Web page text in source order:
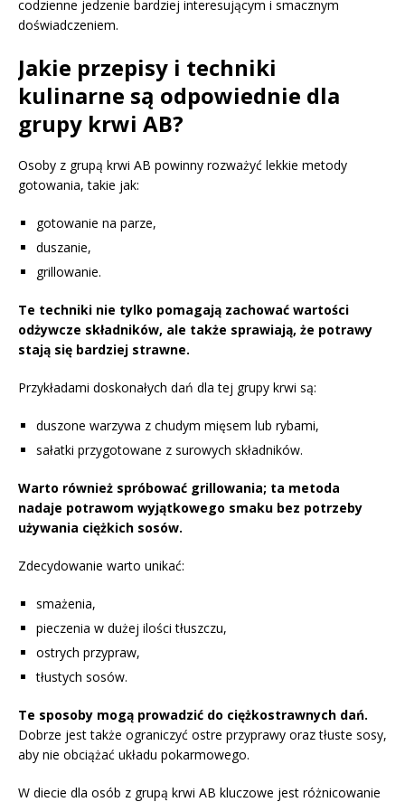
codzienne jedzenie bardziej interesującym i smacznym
doświadczeniem.
Jakie przepisy i techniki
kulinarne są odpowiednie dla
grupy krwi AB?
Osoby z grupą krwi AB powinny rozważyć lekkie metody
gotowania, takie jak:
gotowanie na parze,
duszanie,
grillowanie.
Te techniki nie tylko pomagają zachować wartości
odżywcze składników, ale także sprawiają, że potrawy
stają się bardziej strawne.
Przykładami doskonałych dań dla tej grupy krwi są:
duszone warzywa z chudym mięsem lub rybami,
sałatki przygotowane z surowych składników.
Warto również spróbować grillowania; ta metoda
nadaje potrawom wyjątkowego smaku bez potrzeby
używania ciężkich sosów.
Zdecydowanie warto unikać:
smażenia,
pieczenia w dużej ilości tłuszczu,
ostrych przypraw,
tłustych sosów.
Te sposoby mogą prowadzić do ciężkostrawnych dań.
Dobrze jest także ograniczyć ostre przyprawy oraz tłuste sosy,
aby nie obciążać układu pokarmowego.
W diecie dla osób z grupą krwi AB kluczowe jest różnicowanie